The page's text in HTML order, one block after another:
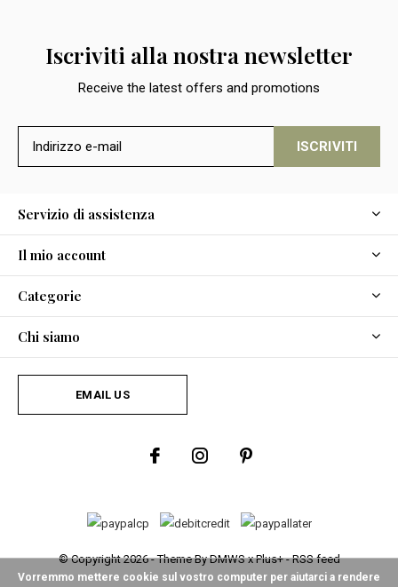
Iscriviti alla nostra newsletter
Receive the latest offers and promotions
ISCRIVITI
Servizio di assistenza
Il mio account
Categorie
Chi siamo
EMAIL US
© Copyright2026- Theme ByDMWSxPlus+-RSS feed
Vorremmo mettere cookie sul vostro computer per aiutarci a rendere